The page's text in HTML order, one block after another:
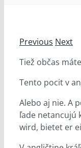
Previous Next
Tiež občas
Tento pocit v
Alebo aj nie. A
ľade netancujú
wird, bietet er